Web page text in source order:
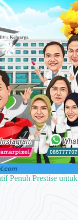
Penuh Prestise untuk